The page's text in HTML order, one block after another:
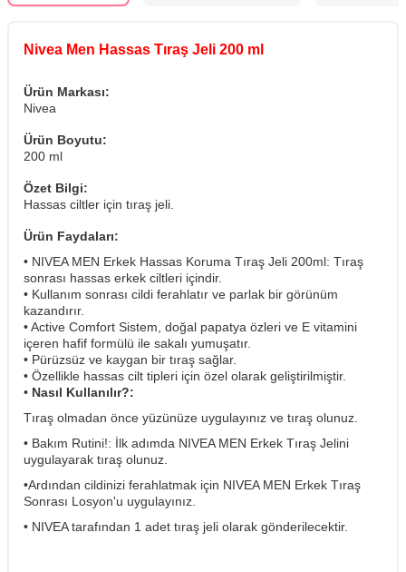
Nivea Men Hassas Tıraş Jeli 200 ml
Ürün Markası:
Nivea
Ürün Boyutu:
200 ml
Özet Bilgi:
Hassas ciltler için tıraş jeli.
Ürün Faydaları:
• NIVEA MEN Erkek Hassas Koruma Tıraş Jeli 200ml: Tıraş
sonrası hassas erkek ciltleri içindir.
• Kullanım sonrası cildi ferahlatır ve parlak bir görünüm
kazandırır.
• Active Comfort Sistem, doğal papatya özleri ve E vitamini
içeren hafif formülü ile sakalı yumuşatır.
• Pürüzsüz ve kaygan bir tıraş sağlar.
• Özellikle hassas cilt tipleri için özel olarak geliştirilmiştir.
• Nasıl Kullanılır?:
Tıraş olmadan önce yüzünüze uygulayınız ve tıraş olunuz.
• Bakım Rutini!: İlk adımda NIVEA MEN Erkek Tıraş Jelini
uygulayarak tıraş olunuz.
•Ardından cildinizi ferahlatmak için NIVEA MEN Erkek Tıraş
Sonrası Losyon'u uygulayınız.
• NIVEA tarafından 1 adet tıraş jeli olarak gönderilecektir.